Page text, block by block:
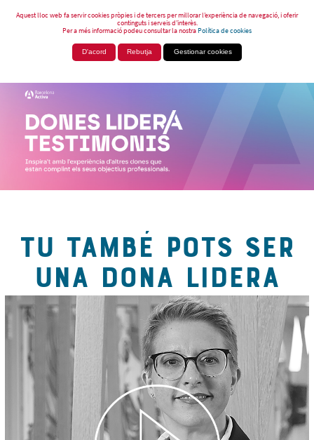
Aquest lloc web fa servir cookies pròpies i de tercers per millorar l’experiència de navegació, i oferir
continguts i serveis d’interès.
Per a més informació podeu consultar la nostraPolítica de cookies
D'acord Rebutja Gestionar cookies
TU TAMBÉ POTS SER
UNA DONA LIDERA